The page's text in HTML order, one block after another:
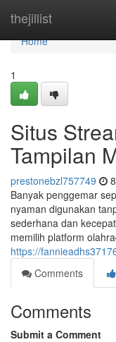
thejillist
Home
Home
1
Situs
Tampilan
prestonebzl757749
Banyak penggemar
nyaman digunakan
sederhana dan
memilih platform
https://
Comments
Comments
Submit a Comment